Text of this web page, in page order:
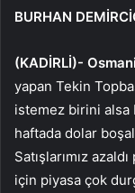
BURHAN
(KADİRLİ)-
yapan Tekin
istemez birini alsa
haftada dolar
Satışlarımız
için piyasa çok